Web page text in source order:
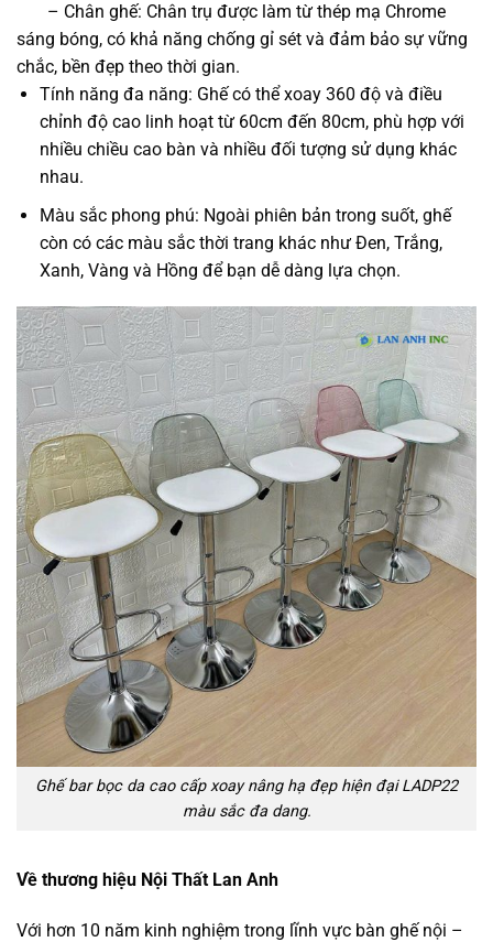
– Chân ghế: Chân trụ được làm từ thép mạ Chrome
sáng bóng, có khả năng chống gỉ sét và đảm bảo sự vững
chắc, bền đẹp theo thời gian.
Tính năng đa năng: Ghế có thể xoay 360 độ và điều
chỉnh độ cao linh hoạt từ 60cm đến 80cm, phù hợp với
nhiều chiều cao bàn và nhiều đối tượng sử dụng khác
nhau.
Màu sắc phong phú: Ngoài phiên bản trong suốt, ghế
còn có các màu sắc thời trang khác như Đen, Trắng,
Xanh, Vàng và Hồng để bạn dễ dàng lựa chọn.
Ghế bar bọc da cao cấp xoay nâng hạ đẹp hiện đại LADP22
màu sắc đa dang.
Về thương hiệu Nội Thất Lan Anh
Với hơn 10 năm kinh nghiệm trong lĩnh vực bàn ghế nội –